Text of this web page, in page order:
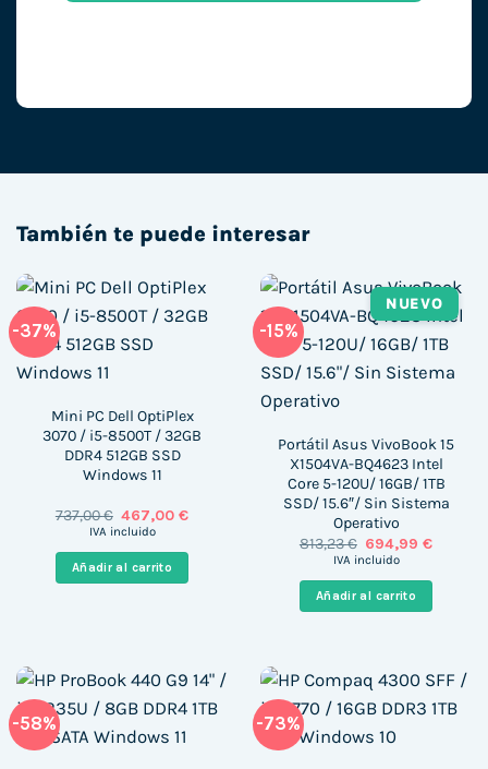
También te puede interesar
-37%
Mini PC Dell OptiPlex
3070 / i5-8500T / 32GB
DDR4 512GB SSD
Windows 11
737,00€ El
precio
era:
737,00 €.
467,00€El
es:
IVA incluido
Añadir al carrito
-15%
NUEVO
Portátil Asus VivoBook 15
X1504VA-BQ4623 Intel
Core 5-120U/ 16GB/ 1TB
SSD/ 15.6″/ Sin Sistema
Operativo
813,23€ El
precio
era:
813,23 €.
694,99€El
es:
IVA incluido
Añadir al carrito
-58% -73%